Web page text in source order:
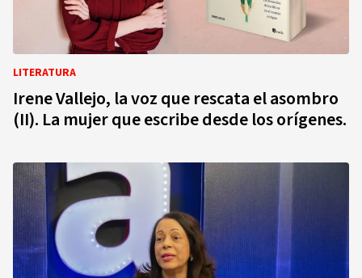
LITERATURA
Irene Vallejo, la voz que rescata el asombro
(II). La mujer que escribe desde los orígenes.